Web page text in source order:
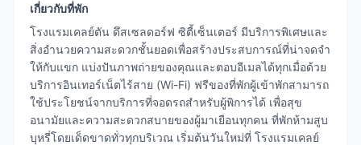
เกี่ยวกับที่พัก
โรงแรมเคลย์ตัน ดึสเซลดอร์ฟ ซิตี้เซ็นเตอร์ มีบริการพิเศษและ
สิ่งอำนวยความสะดวกชั้นยอดเพื่อสร้างประสบการณ์ที่น่าจดจำ
ให้กับแขก แบ่งปันภาพถ่ายของคุณและตอบอีเมลได้ทุกเมื่อด้วย
บริการอินเทอร์เน็ตไร้สาย (Wi-Fi) ฟรีของที่พักผู้เข้าพักสามารถ
ใช้ประโยชน์จากบริการที่จอดรถสำหรับผู้พิการได้ เพื่อสุข
อนามัยและความสะดวกสบายของผู้มาเยือนทุกคน ที่พักห้ามสูบ
บุหรี่โดยเด็ดขาดทั่วทุกบริเวณ เริ่มต้นวันใหม่ที่ โรงแรมเคลย์